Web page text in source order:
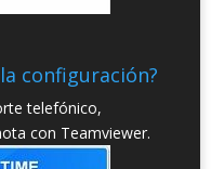
configuración?
telefónico,
con Teamviewer.